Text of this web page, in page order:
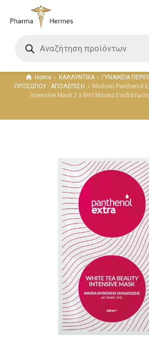
Home ΚΑΛΛΥΝΤΙΚΑ ΓΥΝΑΙΚΕΙΑ
ΠΡΟΣΩΠΟΥ - ΑΠΟΛΕΠΙΣΗ
Medisei Panthenol
Intensive Mask 2 x 8ml Μάσκα